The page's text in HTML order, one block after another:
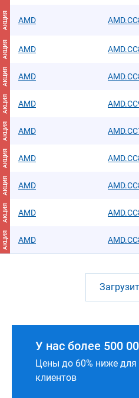
АКЦИЯ AMD
АКЦИЯ AMD
АКЦИЯ AMD
АКЦИЯ AMD
АКЦИЯ AMD
АКЦИЯ AMD
АКЦИЯ AMD
АКЦИЯ AMD
АКЦИЯ AMD
У нас более 500
Цены до 60% ниже
клиентов